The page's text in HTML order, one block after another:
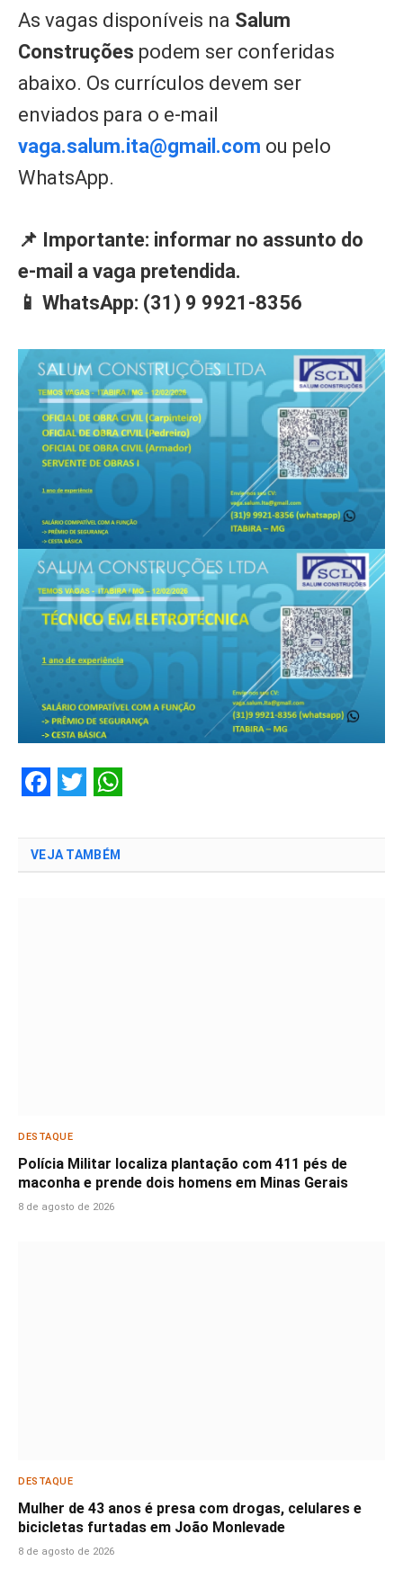
As vagas disponíveis na Salum
Construções podem ser conferidas
abaixo. Os currículos devem ser
enviados para o e-mail
vaga.salum.ita@gmail.com ou pelo
WhatsApp.
📌 Importante: informar no assunto do
e-mail a vaga pretendida.
📱 WhatsApp: (31) 9 9921-8356
VEJA TAMBÉM
DESTAQUE
Polícia Militar localiza plantação com 411 pés de
maconha e prende dois homens em Minas Gerais
8 de agosto de 2026
DESTAQUE
Mulher de 43 anos é presa com drogas, celulares e
bicicletas furtadas em João Monlevade
8 de agosto de 2026